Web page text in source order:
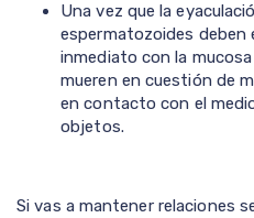
Una vez que la
espermatozoides
inmediato con la
mueren en cuestión de
en contacto con el
objetos.
Si vas a mantener relaciones